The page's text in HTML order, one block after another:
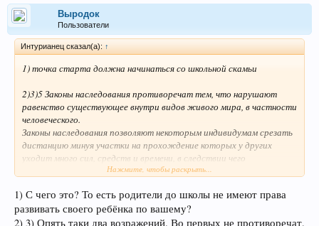
Выродок
Пользователи
Интурианец сказал(а): ↑
1) точка старта должна начинаться со школьной скамьи
2)3)5 Законы наследования противоречат тем, что нарушают
равенство существующее внутри видов живого мира, в частности
человеческого.
Законы наследования позволяют некоторым индивидумам срезать
дистанцию минуя участки на прохождение которых у других
уходит много сил, средств и времени, в следствии чего
финалистами представляющими пример для подражания
Наследование не способствует адаптации, оно наоборот
развращает потомков, снижает уровень их самостоятельности,
Нажмите, чтобы раскрыть...
1) С чего это? То есть родители до школы не имеют права
развивать своего ребёнка по вашему?
2) 3) Опять таки два возражений. Во первых не противоречат,